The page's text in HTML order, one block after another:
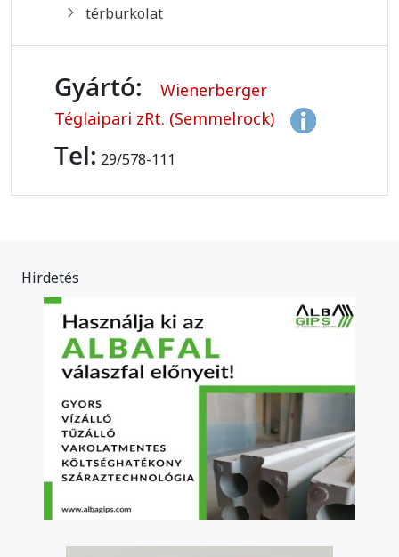
térburkolat
Gyártó:
Wienerberger
Téglaipari zRt. (Semmelrock)
Tel: 29/578-111
Hirdetés